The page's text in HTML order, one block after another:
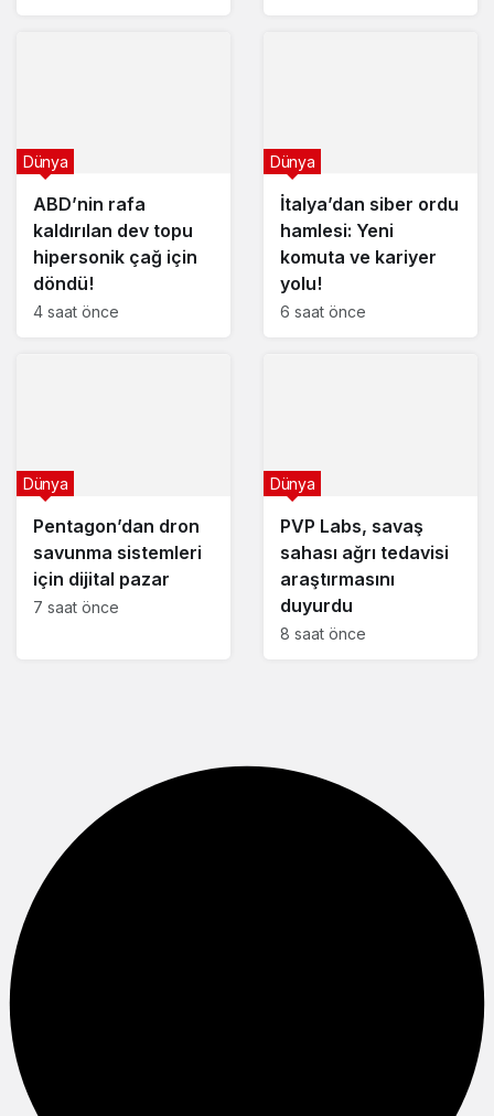
ABD’nin rafa
kaldırılan dev topu
hipersonik çağ için
döndü!
Dünya
4 saat önce
İtalya’dan siber ordu
hamlesi: Yeni
komuta ve kariyer
yolu!
Dünya
6 saat önce
Pentagon’dan dron
savunma sistemleri
için dijital pazar
Dünya
7 saat önce
PVP Labs, savaş
sahası ağrı tedavisi
araştırmasını
duyurdu
Dünya
8 saat önce